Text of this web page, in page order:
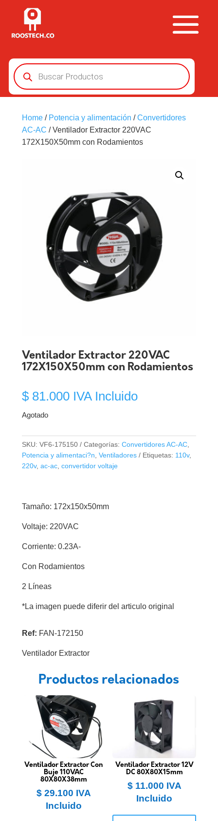
Búsqueda
de
productos
Home/ Potencia y alimentación /Convertidores
AC-AC / Ventilador Extractor 220VAC
172X150X50mm con Rodamientos
Ventilador Extractor 220VAC
172X150X50mm con Rodamientos
$81.000 IVA Incluido
Agotado
SKU: VF6-175150 Categorías: Convertidores AC-AC,
Potencia y alimentaci?n, Ventiladores Etiquetas: 110v,
220v, ac-ac, convertidor voltaje
Tamaño: 172x150x50mm
Voltaje: 220VAC
Corriente: 0.23A-
Con Rodamientos
2 Líneas
*La imagen puede diferir del articulo original
Ref: FAN-172150
Ventilador Extractor
Productos relacionados
Ventilador Extractor Con
Buje 110VAC
80X80X38mm
$29.100 IVA
Incluido
Ventilador Extractor 12V
DC 80X80X15mm
$11.000 IVA
Incluido